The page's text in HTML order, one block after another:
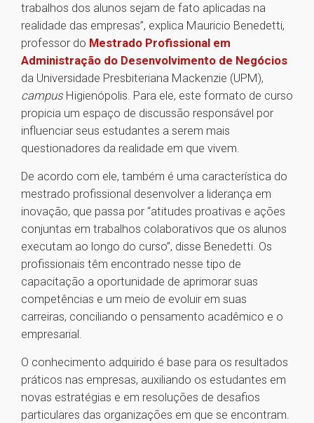
trabalhos dos alunos sejam de fato aplicadas na
realidade das empresas”, explica Mauricio Benedetti,
professor do Mestrado Profissional em
Administração do Desenvolvimento de Negócios
da Universidade Presbiteriana Mackenzie (UPM),
campus Higienópolis. Para ele, este formato de curso
propicia um espaço de discussão responsável por
influenciar seus estudantes a serem mais
questionadores da realidade em que vivem.
De acordo com ele, também é uma característica do
mestrado profissional desenvolver a liderança em
inovação, que passa por “atitudes proativas e ações
conjuntas em trabalhos colaborativos que os alunos
executam ao longo do curso”, disse Benedetti. Os
profissionais têm encontrado nesse tipo de
capacitação a oportunidade de aprimorar suas
competências e um meio de evoluir em suas
carreiras, conciliando o pensamento acadêmico e o
empresarial.
O conhecimento adquirido é base para os resultados
práticos nas empresas, auxiliando os estudantes em
novas estratégias e em resoluções de desafios
particulares das organizações em que se encontram.